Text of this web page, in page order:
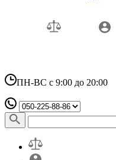
ПН-ВС с 9:00 до 20:00